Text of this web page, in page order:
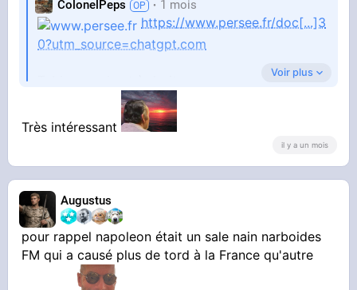
ColonelPeps 1 mois
https://www.persee.fr/doc[...]3
0?utm_source=chatgpt.com
Voir plus
Très intéressant
il y a un mois
Augustus
pour rappel napoleon était un sale nain narboides
FM qui a causé plus de tord à la France qu'autre